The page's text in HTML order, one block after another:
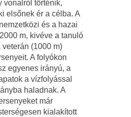
vonalról történik,
elsőnek ér a célba. A
és a hazai
m, kivéve a tanuló
veterán (1000 m)
A folyókon
egyenes irányú, a
a vízfolyással
haladnak. A
már
kialakított